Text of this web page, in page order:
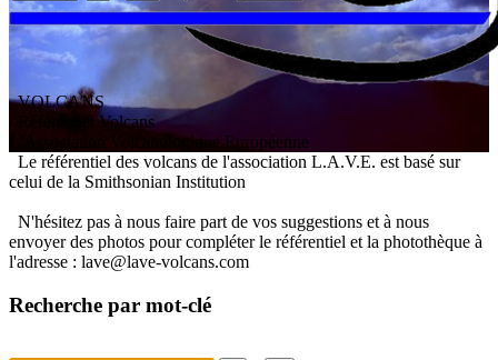
VOLCANS
/ Référentiel Volcans
ssociation V olcanologiqueEuropéenne
Le référentiel des volcans de l'association L.A.V.E. est basé sur
celui de la Smithsonian Institution
N'hésitez pas à nous faire part de vos suggestions et à nous
envoyer des photos pour compléter le référentiel et la photothèque à
l'adresse : lave@lave-volcans.com
Recherche par mot-clé